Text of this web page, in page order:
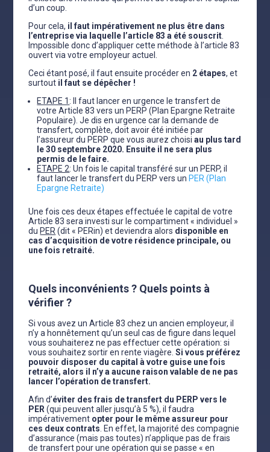
d’un coup.
Pour cela, il faut impérativement ne plus être dans
l’entreprise via laquelle l’article 83 a été souscrit
Impossible donc d’appliquer cette méthode à l’article 83
ouvert via votre employeur actuel.
Ceci étant posé, il faut ensuite procéder en 2 étapes, et
surtout il faut se dépêcher !
ETAPE 1: Il faut lancer en urgence le transfert de
votre Article 83 vers un PERP (Plan Epargne Retraite
Populaire). Je dis en urgence car la demande de
transfert, complète, doit avoir été initiée par
l’assureur du PERP que vous aurez choisiau plus tard
le 30 septembre 2020. Ensuite il ne sera plus
permis de le faire.
ETAPE 2: Un fois le capital transféré sur un PERP, il
faut lancer le transfert du PERP vers un PER (Plan
Epargne Retraite)
Une fois ces deux étapes effectuée le capital de votre
Article 83 sera investi sur le compartiment « individuel »
du PER (dit « PERin) et deviendra alors disponible en
cas d’acquisition de votre résidence principale, ou
une fois retraité.
Quels inconvénients ? Quels points à
vérifier ?
Si vous avez un Article 83 chez un ancien employeur, il
n’y a honnêtement qu’un seul cas de figure dans lequel
vous souhaiterez ne pas effectuer cette opération: si
vous souhaitez sortir en rente viagère.Si vous préférez
pouvoir disposer du capital à votre guise une fois
retraité, alors il n’y a aucune raison valable de ne pas
lancer l’opération de transfert.
Afin d’éviter des frais de transfert du PERP vers le
PER (qui peuvent aller jusqu’à 5 %), il faudra
impérativement opter pour le même assureur pour
ces deux contrats . En effet, la majorité des compagnie
d’assurance (mais pas toutes) n’applique pas de frais
de transfert pour une opération qui se passe « en